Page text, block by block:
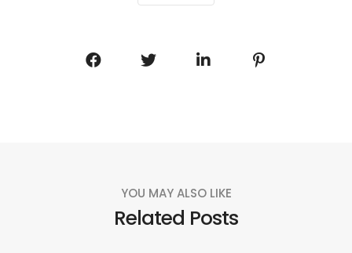
YOU MAY ALSO LIKE
Related Posts